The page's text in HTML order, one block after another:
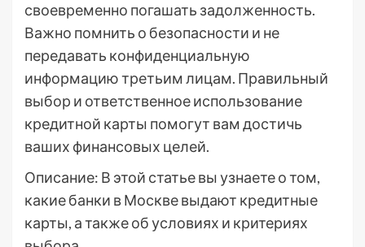
своевременно погашать задолженность.
Важно помнить о безопасности и не
передавать конфиденциальную
информацию третьим лицам. Правильный
выбор и ответственное использование
кредитной карты помогут вам достичь
ваших финансовых целей.
Описание: В этой статье вы узнаете о том,
какие банки в Москве выдают кредитные
карты, а также об условиях и критериях